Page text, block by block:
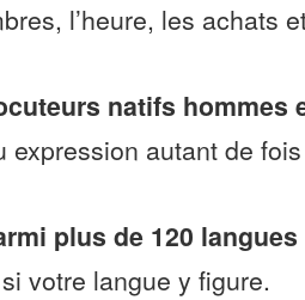
l’heure, les achats
natifs hommes
expression autant de
plus de 120 langues
votre langue y figure.